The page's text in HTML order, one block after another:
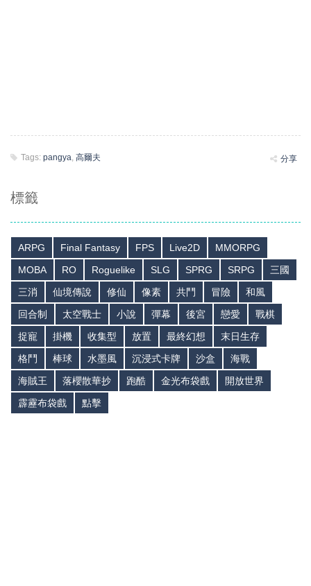
Tags: pangya 高爾夫 分享
標籤
ARPG Final Fantasy FPS Live2D
MMORPG
MOBA
RO Roguelike SLG SPRG SRPG
三國
三消
仙境傳說 修仙 像素 共鬥 冒險
和風
回合制
太空戰士 小說 彈幕 後宮 戀愛
戰棋
捉寵
掛機 收集型 放置 最終幻想
末日生存
格鬥
棒球 水墨風 沉浸式卡牌 沙盒
海戰
海賊王
落櫻散華抄 跑酷 金光布袋戲
開放世界
霹靂布袋戲
點擊